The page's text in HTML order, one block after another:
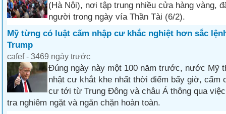
(Hà Nội), nơi tập trung nhiều cửa hàng vàng,
người trong ngày vía Thần Tài (6/2).
Mỹ từng có luật cấm nhập cư khắc nghiệt hơn sắc
Trump
cafef - 3469 ngày trước
Đúng ngày này một 100 năm trước, nước Mỹ
nhật cư khắt khe nhất thời điểm bấy giờ, cấm
cư tới từ Trung Đông và châu Á thông qua
tra nghiêm ngặt và ngăn chặn hoàn toàn.